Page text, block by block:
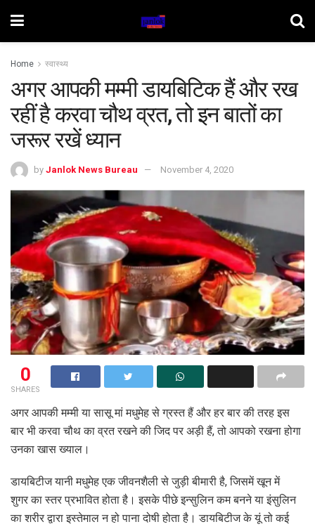
Home स्वास्थ्य
अगर आपकी मम्‍मी डायबिटिक हैं और रख
रहीं है करवा चौथ व्रत, तो इन बातों का
जरूर रखें ध्‍यान
by Janlok News Bureau November 4, 2020
0
SHARES
अगर आपकी मम्‍मी या सासू मां मधुमेह से ग्रस्‍त हैं और हर बार की तरह इस
बार भी करवा चौथ का व्रत रखने की जिद पर अड़ी हैं, तो आपको रखना होगा
उनका खास ख्‍याल।
डायबिटीज यानी मधुमेह एक जीवनशैली से जुड़ी बीमारी है, जिसमें खून में
शुगर का स्तर प्रभावित होता है। इसके पीछे इन्सुलिन कम बनने या इंसुलिन
का शरीर द्वारा इस्तेमाल न हो पाना दोषी होता है। डायबिटीज के यूं तो कई